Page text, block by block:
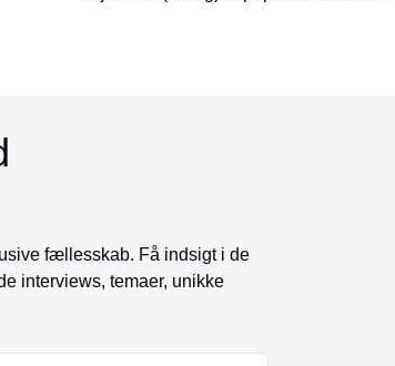
fællesskab. Få indsigt i de
interviews, temaer, unikke